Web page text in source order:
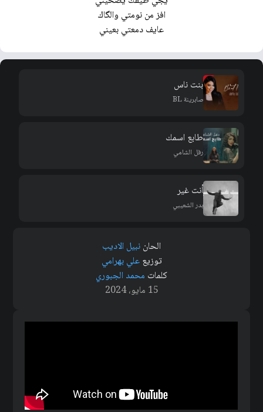
افز من نومتي والگاك
عايف دمعتي بعيني
بنت ناس
صابرينة BL
طابع اسمك
رفل الشامي
أنت غير
بدر الشعيبي
الحاننبيل الاديب
توزيععلي بهرامي
كلمات محمد الجبوري
15 مايو، 2024